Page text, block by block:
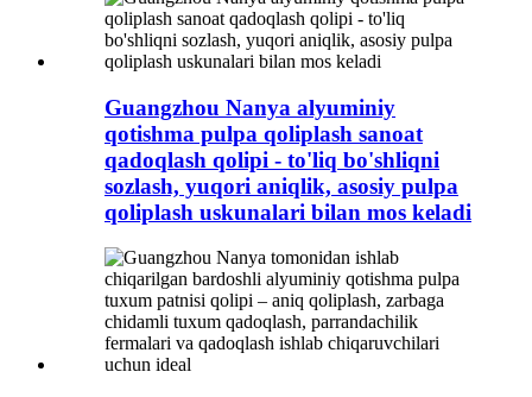
Guangzhou Nanya alyuminiy
qotishma pulpa qoliplash sanoat
qadoqlash qolipi - to'liq bo'shliqni
sozlash, yuqori aniqlik, asosiy pulpa
qoliplash uskunalari bilan mos keladi